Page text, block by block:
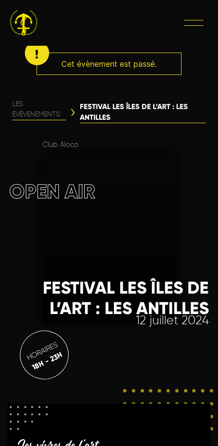
Cet évènement est passé.
LES
ÉVÈVENEMENTS
FESTIVAL LES ÎLES DE L’ART : LES
ANTILLES
Club Aloco
FESTIVAL LES ÎLES DE
L’ART : LES ANTILLES
12 juillet 2024
OPEN AIR
HORAIRES
18H - 23H